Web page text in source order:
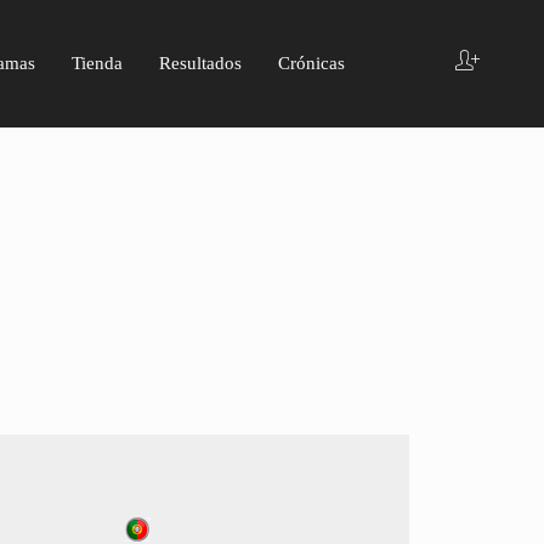
Tienda Resultados Crónicas